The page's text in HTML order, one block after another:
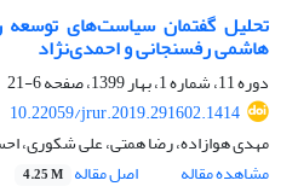
تحلیل گفتمان سیاست‌های توسعه‌
هاشمی رفسنجانی و احمدی‌نژاد
دوره 11، شماره 1، بهار 1399، صفحه
6-21
10.22059/jrur.2019.291602.1414
مهدی هوازاده، رضا همتی، علی شکوری،
مشاهده مقاله
اصل مقاله 4.25 M